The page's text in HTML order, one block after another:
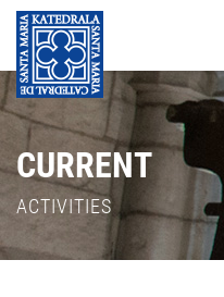
CURRENT
ACTIVITIES